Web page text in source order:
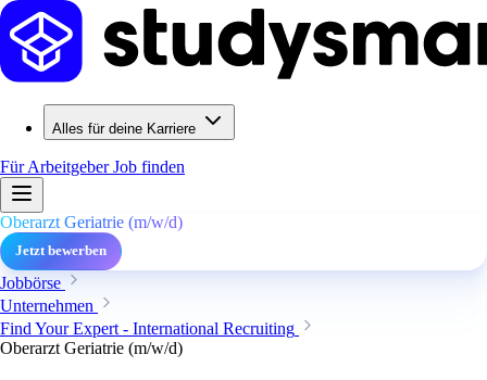
Alles für deine Karriere
Für ArbeitgeberJob finden
Oberarzt Geriatrie (m/w/d)
Jetzt bewerben
Jobbörse
Unternehmen
Find Your Expert - International Recruiting
Oberarzt Geriatrie (m/w/d)